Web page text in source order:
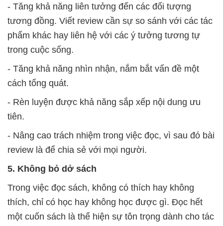
- Tăng khả năng liên tưởng đến các đối tượng
tương đồng. Viết review cần sự so sánh với các tác
phẩm khác hay liên hệ với các ý tưởng tương tự
trong cuộc sống.
- Tăng khả năng nhìn nhận, nắm bắt vấn đề một
cách tổng quát.
- Rèn luyện được khả năng sắp xếp nội dung ưu
tiên.
- Nâng cao trách nhiệm trong việc đọc, vì sau đó bài
review là để chia sẻ với mọi người.
5. Không bỏ dở sách
Trong việc đọc sách, không có thích hay không
thích, chỉ có học hay không học được gì. Đọc hết
một cuốn sách là thể hiện sự tôn trọng dành cho tác